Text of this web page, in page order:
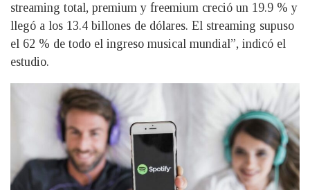
streaming total, premium y freemium creció un 19.9 % y
llegó a los 13.4 billones de dólares. El streaming supuso
el 62 % de todo el ingreso musical mundial”, indicó el
estudio.